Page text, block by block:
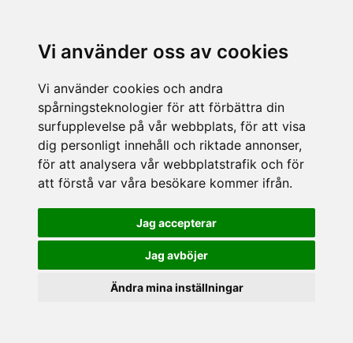
Vi använder oss av cookies
Vi använder cookies och andra
spårningsteknologier för att förbättra din
surfupplevelse på vår webbplats, för att visa
dig personligt innehåll och riktade annonser,
för att analysera vår webbplatstrafik och för
att förstå var våra besökare kommer ifrån.
Jag accepterar
Jag avböjer
Ändra mina inställningar